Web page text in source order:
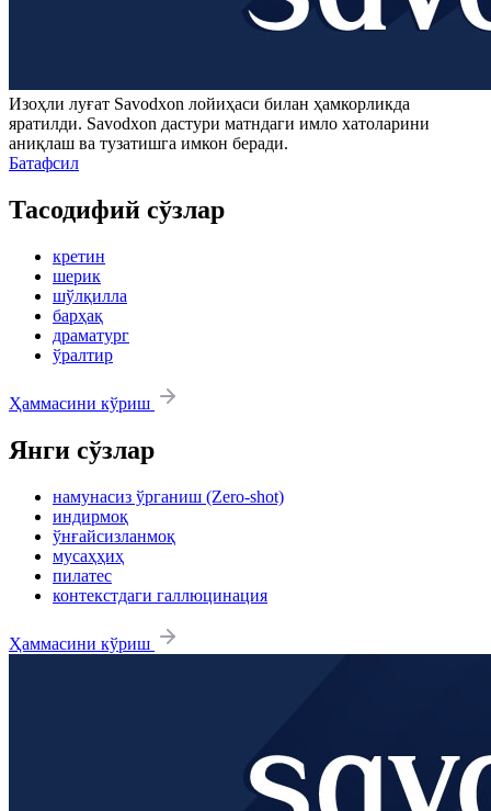
Изоҳли луғат Savodxon лойиҳаси билан ҳамкорликда
яратилди. Savodxon дастури матндаги имло хатоларини
аниқлаш ва тузатишга имкон беради.
Батафсил
Тасодифий сўзлар
кретин
шерик
шўлқилла
барҳақ
драматург
ўралтир
Ҳаммасини кўриш
Янги сўзлар
намунасиз ўрганиш (Zero-shot)
индирмоқ
ўнғайсизланмоқ
мусаҳҳиҳ
пилатес
контекстдаги галлюцинация
Ҳаммасини кўриш